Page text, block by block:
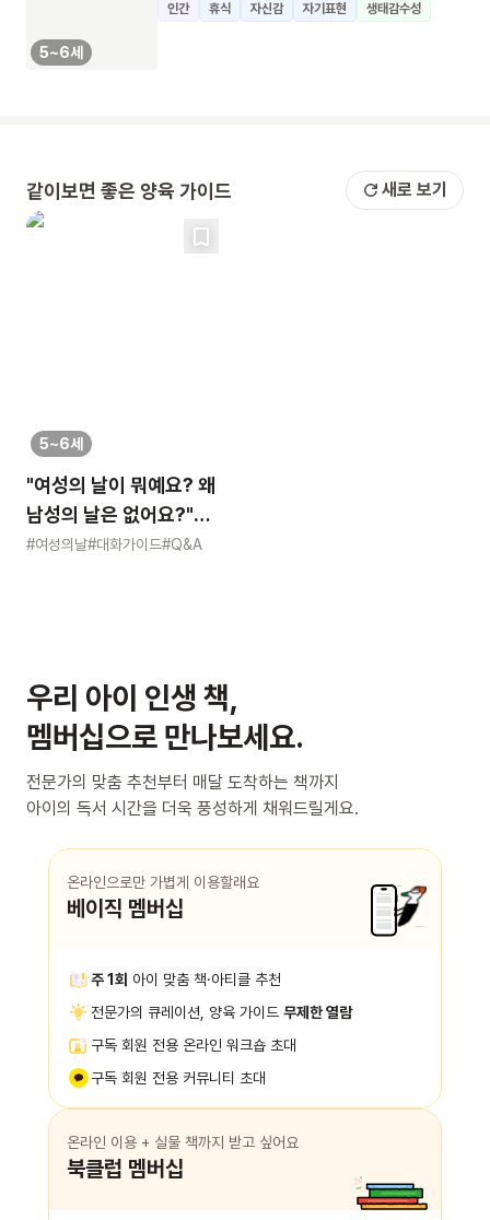
5~6세
인간 휴식 자신감 자기표현 생태감수성
같이보면 좋은 양육 가이드 새로 보기
5~6세
"여성의 날이 뭐예요? 왜
남성의 날은 없어요?"
묻는 어린이에게 이렇게
#여성의날#대화가이드#Q&A
우리 아이 인생 책,
멤버십으로 만나보세요.
전문가의 맞춤 추천부터 매달 도착하는 책까지
아이의 독서 시간을 더욱 풍성하게 채워드릴게요.
온라인으로만 가볍게 이용할래요
베이직 멤버십
주 1회 아이 맞춤 책·아티클 추천
전문가의 큐레이션, 양육 가이드 무제한 열람
구독 회원 전용 온라인 워크숍 초대
구독 회원 전용 커뮤니티 초대
온라인 이용 + 실물 책까지 받고 싶어요
북클럽 멤버십